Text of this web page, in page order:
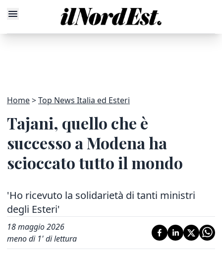
Home Top News Italia ed Esteri
Tajani, quello che è
successo a Modena ha
scioccato tutto il mondo
'Ho ricevuto la solidarietà di tanti ministri
degli Esteri'
18 maggio 2026
meno di 1' di lettura